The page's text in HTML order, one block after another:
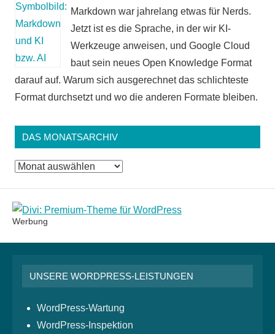
Markdown war jahrelang etwas für Nerds.
Jetzt ist es die Sprache, in der wir KI-
Werkzeuge anweisen, und Google Cloud
baut sein neues Open Knowledge Format
darauf auf. Warum sich ausgerechnet das schlichteste
Format durchsetzt und wo die anderen Formate bleiben.
DAS MONATSARCHIV
Das
Werbung
UNSERE WORDPRESS-LEISTUNGEN
WordPress-Wartung
WordPress-Inspektion